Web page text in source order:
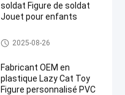
soldat Figure de soldat
Jouet pour enfants
Jouet en plastique personnali
sé/jouet en PVC
2025-08-26
Fabricant OEM en
plastique Lazy Cat Toy
Figure personnalisé PVC